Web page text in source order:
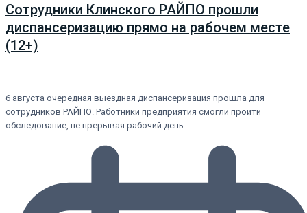
Сотрудники Клинского РАЙПО прошли
диспансеризацию прямо на рабочем месте
(12+)
6 августа очередная выездная диспансеризация прошла для
сотрудников РАЙПО. Работники предприятия смогли пройти
обследование, не прерывая рабочий день…